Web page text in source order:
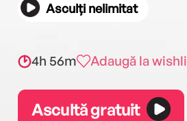
Asculți nelimitat
4h 56m Adaugă la
Ascultă gratuit